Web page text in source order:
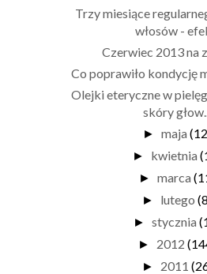
Trzy miesiące
włosów -
Czerwiec 2013 na
Co poprawiło kondycję
Olejki eteryczne w
skóry głow...
► maja
► kwietnia
► marca
► lutego
► stycznia
► 2012
► 2011